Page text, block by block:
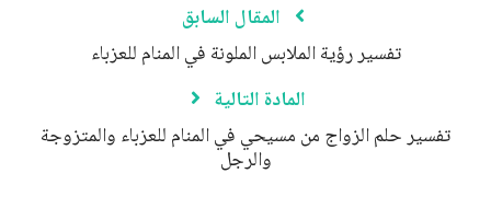
المقال السابق
تفسير رؤية الملابس الملونة في المنام للعزباء
المادة التالية
تفسير حلم الزواج من مسيحي في المنام للعزباء والمتزوجة
والرجل